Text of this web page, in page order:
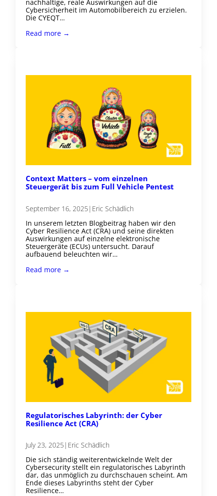
nachhaltige, reale Auswirkungen auf die
Cybersicherheit im Automobilbereich zu erzielen.
Die CYEQT…
Read more →
Context Matters – vom einzelnen
Steuergerät bis zum Full Vehicle Pentest
September 16, 2025 | Eric Schädlich
In unserem letzten Blogbeitrag haben wir den
Cyber Resilience Act (CRA) und seine direkten
Auswirkungen auf einzelne elektronische
Steuergeräte (ECUs) untersucht. Darauf
aufbauend beleuchten wir…
Read more →
Regulatorisches Labyrinth: der Cyber
Resilience Act (CRA)
July 23, 2025 | Eric Schädlich
Die sich ständig weiterentwickelnde Welt der
Cybersecurity stellt ein regulatorisches Labyrinth
dar, das unmöglich zu durchschauen scheint. Am
Ende dieses Labyrinths steht der Cyber
Resilience…